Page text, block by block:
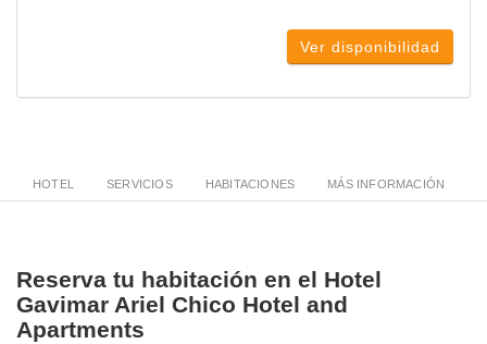
Ver disponibilidad
HOTEL SERVICIOS HABITACIONES MÁS INFORMACIÓN
Reserva tu habitación en el Hotel
Gavimar Ariel Chico Hotel and
Apartments